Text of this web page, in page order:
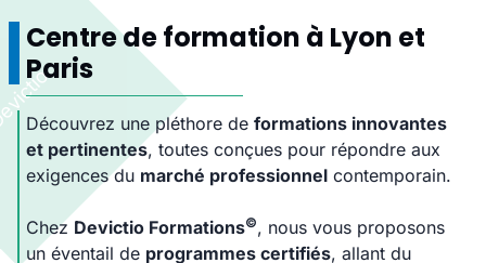
Centre de formation à Lyon et
Paris
Découvrez une pléthore de formations innovantes
et pertinentes, toutes conçues pour répondre aux
exigences du marché professionnel contemporain.
Chez Devictio Formations©, nous vous proposons
un éventail de programmes certifiés, allant du